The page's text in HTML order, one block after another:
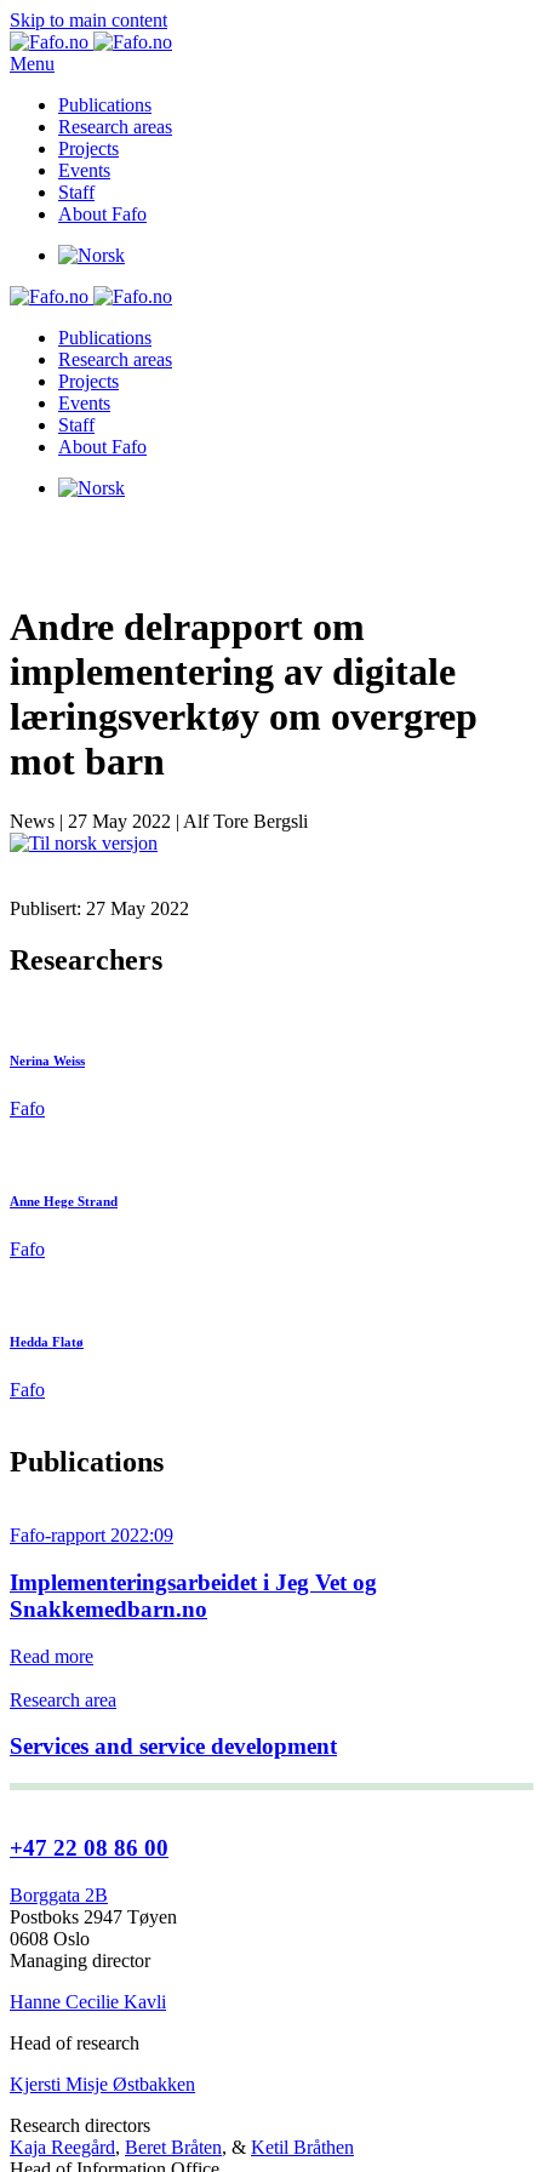
Skip to main content
Menu
Publications
Research areas
Projects
Events
Staff
About Fafo
Publications
Research areas
Projects
Events
Staff
About Fafo
Andre delrapport om
implementering av digitale
læringsverktøy om overgrep
mot barn
News | 27 May 2022 | Alf Tore Bergsli
Publisert: 27 May 2022
Researchers
Nerina Weiss
Fafo
Anne Hege Strand
Fafo
Hedda Flatø
Fafo
Publications
Fafo-rapport 2022:09
Implementeringsarbeidet i Jeg Vet og
Snakkemedbarn.no
Read more
Research area
Services and service development
+47 22 08 86 00
Borggata 2B
Postboks 2947 Tøyen
0608 Oslo
Managing director
Hanne Cecilie Kavli
Head of research
Kjersti Misje Østbakken
Research directors
Kaja Reegård, Beret Bråten, & Ketil Bråthen